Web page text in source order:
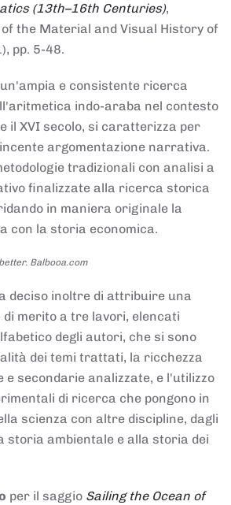
(13th–16th Centuries),
the Material and Visual History of
pp. 5-48.
e consistente ricerca
indo-araba nel contesto
il XVI secolo, si caratterizza per
argomentazione narrativa.
tradizionali con analisi a
finalizzate alla ricerca storica
in maniera originale la
con la storia economica.
Balbooa.com
deciso inoltre di attribuire una
di merito a tre lavori, elencati
degli autori, che si sono
dei temi trattati, la ricchezza
e secondarie analizzate, e l'utilizzo
di ricerca che pongono in
scienza con altre discipline, dagli
storia ambientale e alla storia dei
per il saggio Sailing the Ocean of